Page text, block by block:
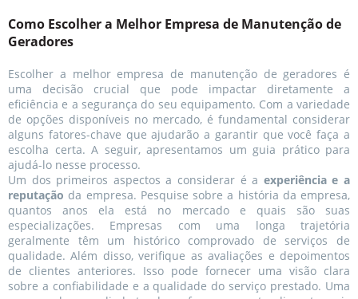
Como Escolher a Melhor Empresa de Manutenção de
Geradores
Escolher a melhor empresa de manutenção de geradores é
uma decisão crucial que pode impactar diretamente a
eficiência e a segurança do seu equipamento. Com a variedade
de opções disponíveis no mercado, é fundamental considerar
alguns fatores-chave que ajudarão a garantir que você faça a
escolha certa. A seguir, apresentamos um guia prático para
ajudá-lo nesse processo.
Um dos primeiros aspectos a considerar é a experiência e a
reputação da empresa. Pesquise sobre a história da empresa,
quantos anos ela está no mercado e quais são suas
especializações. Empresas com uma longa trajetória
geralmente têm um histórico comprovado de serviços de
qualidade. Além disso, verifique as avaliações e depoimentos
de clientes anteriores. Isso pode fornecer uma visão clara
sobre a confiabilidade e a qualidade do serviço prestado. Uma